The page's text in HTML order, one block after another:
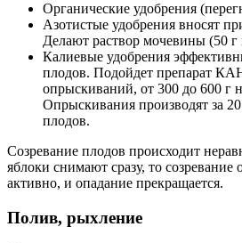
Органические удобрения
Азотистые удобрения вносят
Делают раствор мочевины (50 г
Калиевые удобрения
плодов. Подойдет препарат
опрыскиваний, от 300 до 600 г
Опрыскивания производят за
плодов.
Созревание плодов происходит
яблоки снимают сразу, то созревание
активно, и опадание прекращается.
Полив, рыхление